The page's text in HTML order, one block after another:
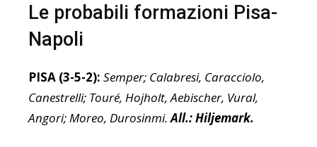
Le probabili formazioni Pisa-
Napoli
PISA (3-5-2): Semper; Calabresi, Caracciolo,
Canestrelli; Touré, Hojholt, Aebischer, Vural,
Angori; Moreo, Durosinmi. All.: Hiljemark.